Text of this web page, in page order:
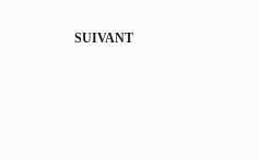
SUIVANT